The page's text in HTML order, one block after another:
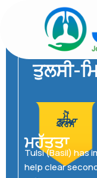
ਤੁਲਸੀ-
ਮੈਂ
ਕੋਰਸ
ਨੁਸਖਾ
ਮਹੱਤਤਾ
Tulsi (Basil) has
help clear